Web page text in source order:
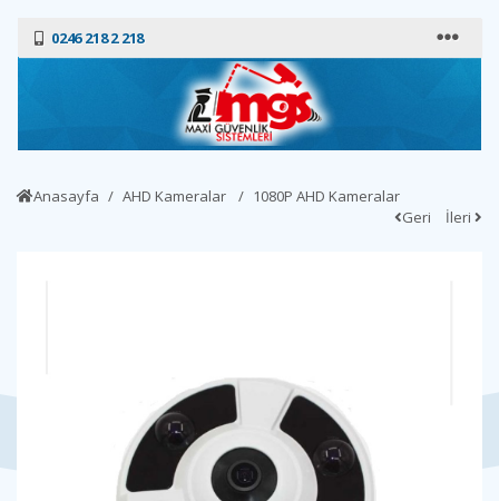
0246 218 2 218
Anasayfa AHD Kameralar
1080P AHD Kameralar
Geri
İleri